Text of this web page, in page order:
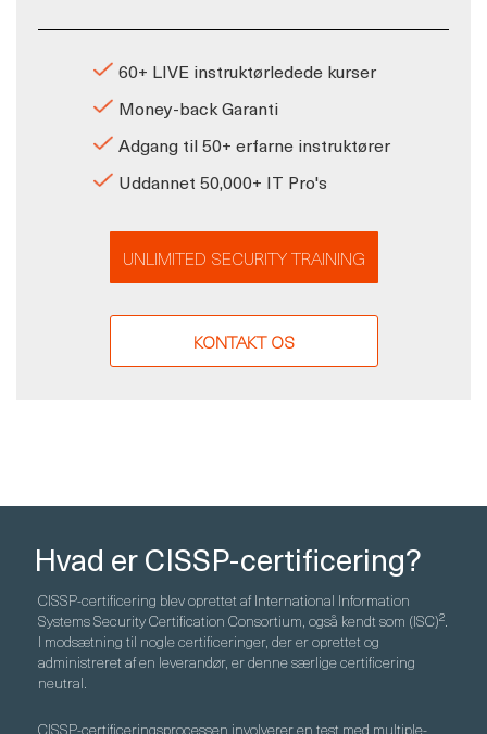
60+ LIVE instruktørledede kurser
Money-back Garanti
Adgang til 50+ erfarne instruktører
Uddannet 50,000+ IT Pro's
UNLIMITED SECURITY TRAINING
KONTAKT OS
Hvad er CISSP-certificering?
CISSP-certificering blev oprettet af International Information
Systems Security Certification Consortium, også kendt som (ISC)².
I modsætning til nogle certificeringer, der er oprettet og
administreret af en leverandør, er denne særlige certificering
neutral.
CISSP-certificeringsprocessen involverer en test med multiple-